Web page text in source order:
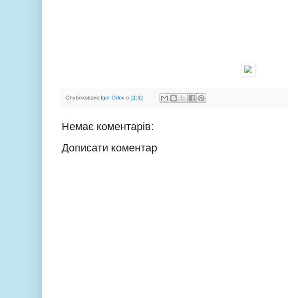
Опубліковано Igor Orlov о 11:42
Немає коментарів:
Дописати коментар